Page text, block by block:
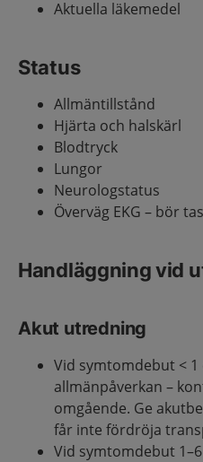
Aktuella läkemedel
Status
Allmäntillstånd
Hjärta och halskärl
Blodtryck
Lungor
Neurologstatus
Överväg EKG – bör
Handläggning vid
Akut utredning
Vid symtomdebut < 1
allmänpåverkan –
omgående. Ge
får inte fördröja
Vid symtomdebut